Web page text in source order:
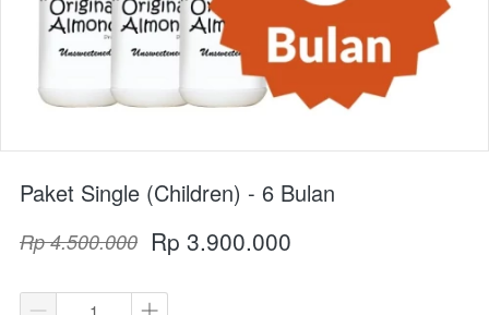
Paket Single (Children) - 6 Bulan
Rp 4.500.000 Rp 3.900.000